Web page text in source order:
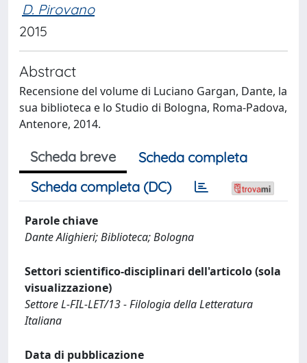
D. Pirovano
2015
Abstract
Recensione del volume di Luciano Gargan, Dante, la
sua biblioteca e lo Studio di Bologna, Roma-Padova,
Antenore, 2014.
Scheda breve
Scheda completa
Scheda completa (DC)
Parole chiave
Dante Alighieri; Biblioteca; Bologna
Settori scientifico-disciplinari dell'articolo (sola
visualizzazione)
Settore L-FIL-LET/13 - Filologia della Letteratura
Italiana
Data di pubblicazione